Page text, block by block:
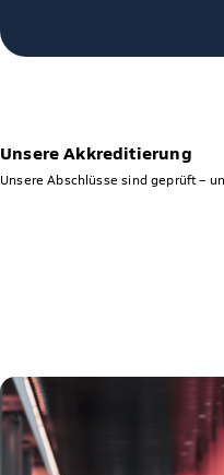
Unsere Akkreditierung
Unsere Abschlüsse sind geprüft –